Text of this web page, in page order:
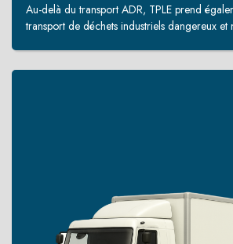
Au-delà du transport ADR, TPLE prend
transport de déchets industriels dangereux et